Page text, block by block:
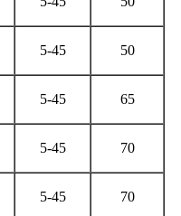
5-45 50
5-45 65
5-45 70
5-45 70